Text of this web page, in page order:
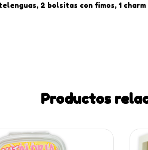
2 bolsitas con fimos, 1 charm
Productos